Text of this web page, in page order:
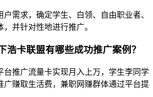
需求，确定学生、白领、自由职业者、
并针对性地进行推广。
浩卡联盟有哪些成功推广案例？
台推广流量卡实现月入上万，学生李同学
广赚取生活费，兼职网赚群体通过平台提